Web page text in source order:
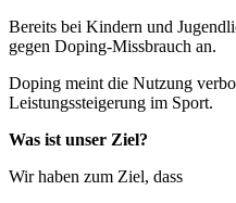
Bereits bei Kindern und
gegen Doping-Missbrauch an.
Doping meint die Nutzung
Leistungssteigerung im Sport.
Was ist unser Ziel?
Wir haben zum Ziel, dass